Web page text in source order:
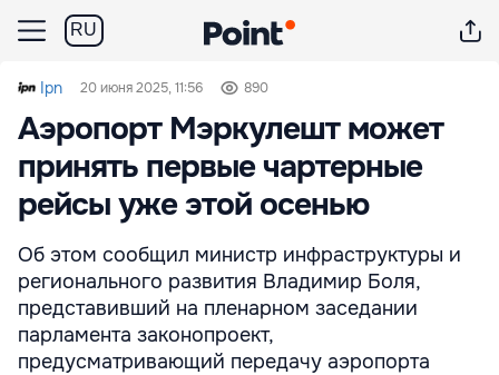
RU
Ipn 20 июня 2025, 11:56 890
Аэропорт Мэркулешт может
принять первые чартерные
рейсы уже этой осенью
Об этом сообщил министр инфраструктуры и
регионального развития Владимир Боля,
представивший на пленарном заседании
парламента законопроект,
предусматривающий передачу аэропорта